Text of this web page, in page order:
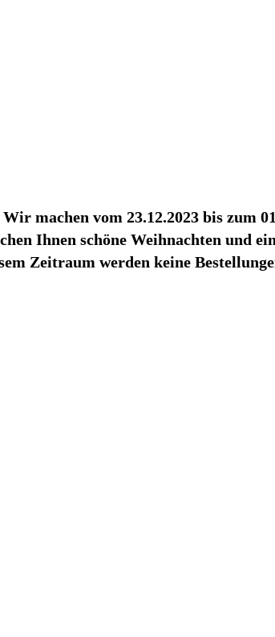
Wir machen vom 23.12.2023 bis zum
Ihnen schöne Weihnachten und
Zeitraum werden keine